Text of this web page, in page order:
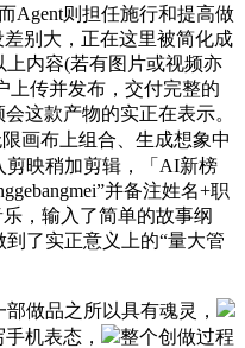
Agent则担任施行和提高做
别大，正在这里被简化成
内容(若有图片或视频亦
上传并发布，交付完整的
这款产物的实正在表示。
画布上组合、生成想象中
剪映稍加剪辑，「AI新榜
并备注姓名+职
，输入了简单的故事纲
了实正意义上的“量大管
做品之所以具有魂灵，
机表态，
整个创做过程